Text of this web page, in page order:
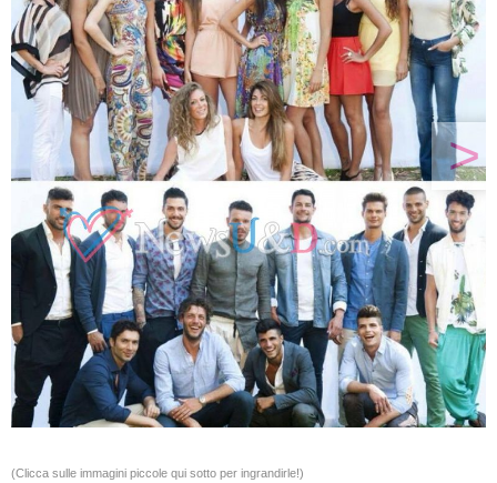
>
(Clicca sulle immagini piccole qui sotto per ingrandirle!)